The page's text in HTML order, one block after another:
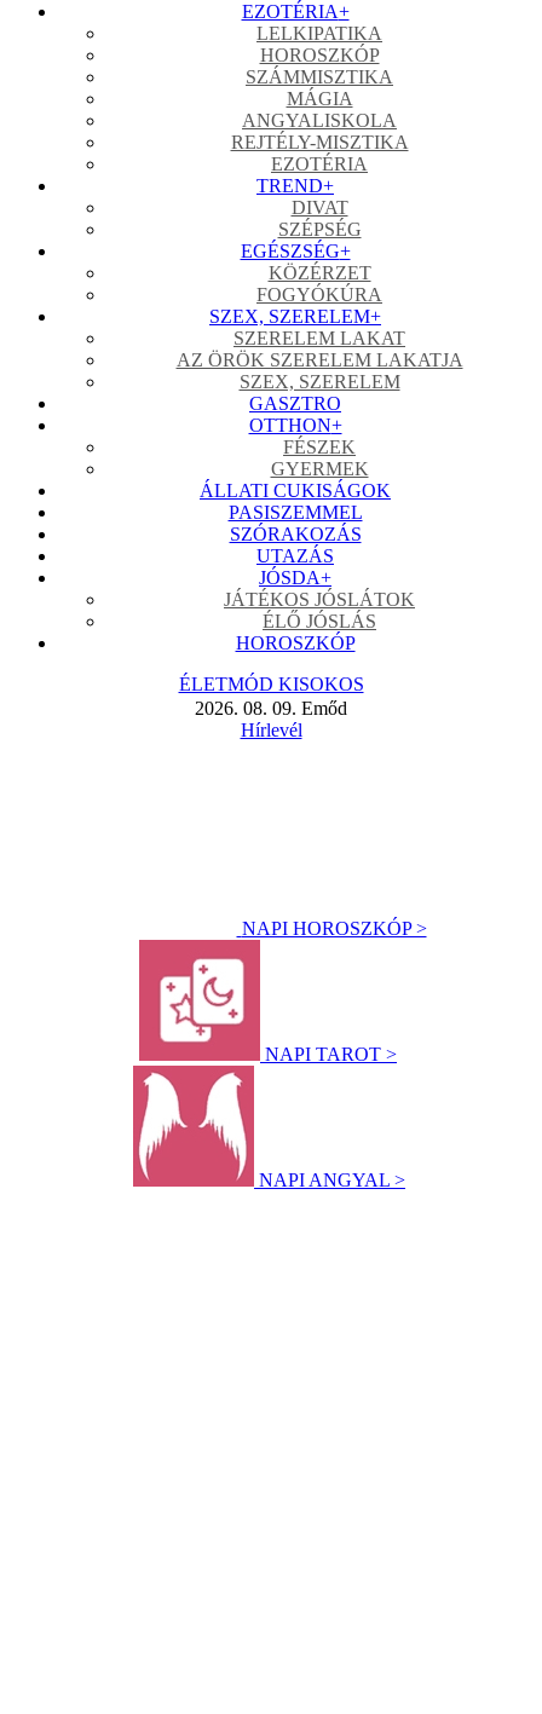
EZOTÉRIA+
LELKIPATIKA
HOROSZKÓP
SZÁMMISZTIKA
MÁGIA
ANGYALISKOLA
REJTÉLY-MISZTIKA
EZOTÉRIA
TREND+
DIVAT
SZÉPSÉG
EGÉSZSÉG+
KÖZÉRZET
FOGYÓKÚRA
SZEX, SZERELEM+
SZERELEM LAKAT
AZ ÖRÖK SZERELEM LAKATJA
SZEX, SZERELEM
GASZTRO
OTTHON+
FÉSZEK
GYERMEK
ÁLLATI CUKISÁGOK
PASISZEMMEL
SZÓRAKOZÁS
UTAZÁS
JÓSDA+
JÁTÉKOS JÓSLÁTOK
ÉLŐ JÓSLÁS
HOROSZKÓP
ÉLETMÓD KISOKOS
2026. 08. 09. Emőd
Hírlevél
NAPI HOROSZKÓP >
NAPI TAROT >
NAPI ANGYAL >